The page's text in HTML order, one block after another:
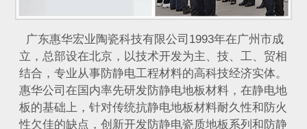
广东惠华宏业陶瓷科技有限公司1993年在广州市成
立，总部设在北京，以技术开发为主、技、工、贸相
结合，专业从事防静电工程材料的高科技经济实体。
惠华公司在国内率先研发防静电地板材料，在静电地
板的基础上，针对传统抗静电地板材料耐久性和防火
性欠佳的缺点，创新开发防静电瓷质地板系列和防静